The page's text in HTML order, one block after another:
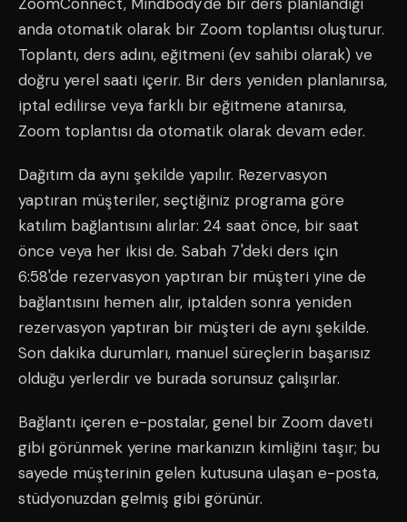
anda otomatik olarak bir Zoom toplantısı oluşturur.
Toplantı, ders adını, eğitmeni (ev sahibi olarak) ve
doğru yerel saati içerir. Bir ders yeniden planlanırsa,
iptal edilirse veya farklı bir eğitmene atanırsa,
Zoom toplantısı da otomatik olarak devam eder.
Dağıtım da aynı şekilde yapılır. Rezervasyon
yaptıran müşteriler, seçtiğiniz programa göre
katılım bağlantısını alırlar: 24 saat önce, bir saat
önce veya her ikisi de. Sabah 7'deki ders için
6:58'de rezervasyon yaptıran bir müşteri yine de
bağlantısını hemen alır, iptalden sonra yeniden
rezervasyon yaptıran bir müşteri de aynı şekilde.
Son dakika durumları, manuel süreçlerin başarısız
olduğu yerlerdir ve burada sorunsuz çalışırlar.
Bağlantı içeren e-postalar, genel bir Zoom daveti
gibi görünmek yerine markanızın kimliğini taşır; bu
sayede müşterinin gelen kutusuna ulaşan e-posta,
stüdyonuzdan gelmiş gibi görünür.